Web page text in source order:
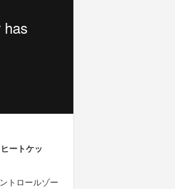
ートケッ
トロールゾー